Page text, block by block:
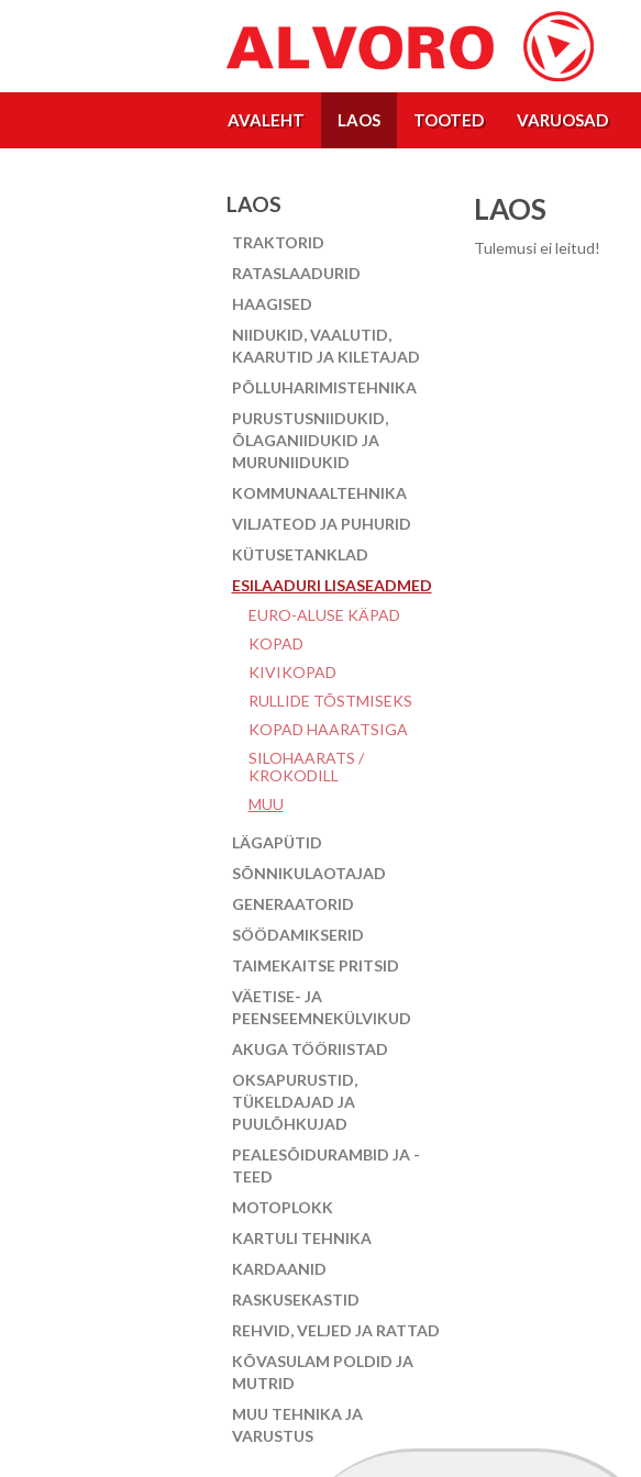
AVALEHT LAOS TOOTED VARUOSAD
LAOS
TRAKTORID
RATASLAADURID
HAAGISED
NIIDUKID, VAALUTID,
KAARUTID JA KILETAJAD
PÕLLUHARIMISTEHNIKA
PURUSTUSNIIDUKID,
ÕLAGANIIDUKID JA
MURUNIIDUKID
KOMMUNAALTEHNIKA
VILJATEOD JA PUHURID
KÜTUSETANKLAD
ESILAADURI LISASEADMED
EURO-ALUSE KÄPAD
KOPAD
KIVIKOPAD
RULLIDE TÕSTMISEKS
KOPAD HAARATSIGA
SILOHAARATS /
KROKODILL
MUU
LÄGAPÜTID
SÕNNIKULAOTAJAD
GENERAATORID
SÖÖDAMIKSERID
TAIMEKAITSE PRITSID
VÄETISE- JA
PEENSEEMNEKÜLVIKUD
AKUGA TÖÖRIISTAD
OKSAPURUSTID,
TÜKELDAJAD JA
PUULÕHKUJAD
PEALESÕIDURAMBID JA -
TEED
MOTOPLOKK
KARTULI TEHNIKA
KARDAANID
RASKUSEKASTID
REHVID, VELJED JA RATTAD
KÕVASULAM POLDID JA
MUTRID
MUU TEHNIKA JA
VARUSTUS
LAOS
Tulemusi ei leitud!